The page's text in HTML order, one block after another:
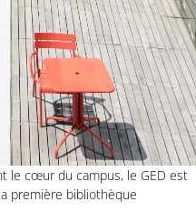
le cœur du campus, le GED est
première bibliothèque